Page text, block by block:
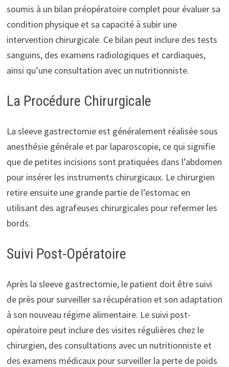
soumis à un bilan préopératoire complet pour évaluer sa
condition physique et sa capacité à subir une
intervention chirurgicale. Ce bilan peut inclure des tests
sanguins, des examens radiologiques et cardiaques,
ainsi qu’une consultation avec un nutritionniste.
La Procédure Chirurgicale
La sleeve gastrectomie est généralement réalisée sous
anesthésie générale et par laparoscopie, ce qui signifie
que de petites incisions sont pratiquées dans l’abdomen
pour insérer les instruments chirurgicaux. Le chirurgien
retire ensuite une grande partie de l’estomac en
utilisant des agrafeuses chirurgicales pour refermer les
bords.
Suivi Post-Opératoire
Après la sleeve gastrectomie, le patient doit être suivi
de près pour surveiller sa récupération et son adaptation
à son nouveau régime alimentaire. Le suivi post-
opératoire peut inclure des visites régulières chez le
chirurgien, des consultations avec un nutritionniste et
des examens médicaux pour surveiller la perte de poids